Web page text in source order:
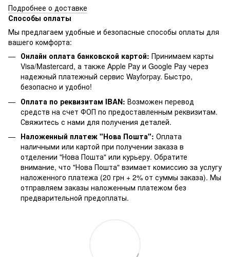
Подробнее о доставке
Способы оплаты
Мы предлагаем удобные и безопасные способы оплаты для
вашего комфорта:
Онлайн оплата банковской картой: Принимаем карты
Visa/Mastercard, а также Apple Pay и Google Pay через
надежный платежный сервис Wayforpay. Быстро,
безопасно и удобно!
Оплата по реквизитам IBAN: Возможен перевод
средств на счет ФОП по предоставленным реквизитам.
Свяжитесь с нами для получения деталей.
Наложенный платеж "Нова Пошта": Оплата
наличными или картой при получении заказа в
отделении "Нова Пошта" или курьеру. Обратите
внимание, что "Нова Пошта" взимает комиссию за услугу
наложенного платежа (20 грн + 2% от суммы заказа). Мы
отправляем заказы наложенным платежом без
предварительной предоплаты.